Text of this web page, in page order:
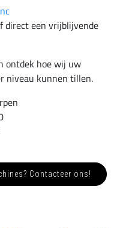
direct een vrijblijvende
ontdek hoe wij uw
niveau kunnen tillen.
Contacteer ons!